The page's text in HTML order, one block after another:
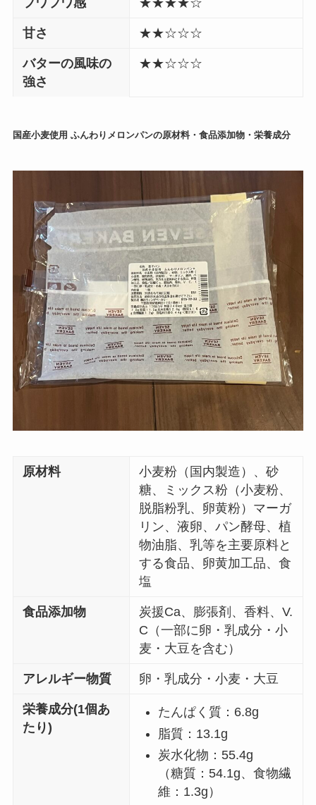
フワフワ感 ★★★★☆
甘さ ★★☆☆☆
バターの風味の
強さ
★★☆☆☆
国産小麦使用 ふんわりメロンパンの原材料・食品添加物・栄養成分
原材料
小麦粉（国内製造）、砂
糖、ミックス粉（小麦粉、
脱脂粉乳、卵黄粉）マーガ
リン、液卵、パン酵母、植
物油脂、乳等を主要原料と
する食品、卵黄加工品、食
塩
食品添加物
炭援Ca、膨張剤、香料、V.
C（一部に卵・乳成分・小
麦・大豆を含む）
アレルギー物質 卵・乳成分・小麦・大豆
栄養成分(1個あ
たり)
たんぱく質：6.8g
脂質：13.1g
炭水化物：55.4g
（糖質：54.1g、食物繊
維：1.3g）